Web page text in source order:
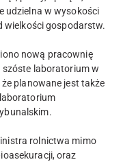
udzielna w wysokości
wielkości gospodarstw.
nową pracownię
szóste laboratorium w
że planowane jest także
rolnictwa mimo
oraz